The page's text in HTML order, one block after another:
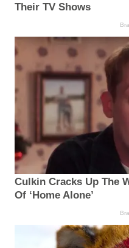
Their TV Shows
Culkin Cracks Up The
Of ‘Home Alone’